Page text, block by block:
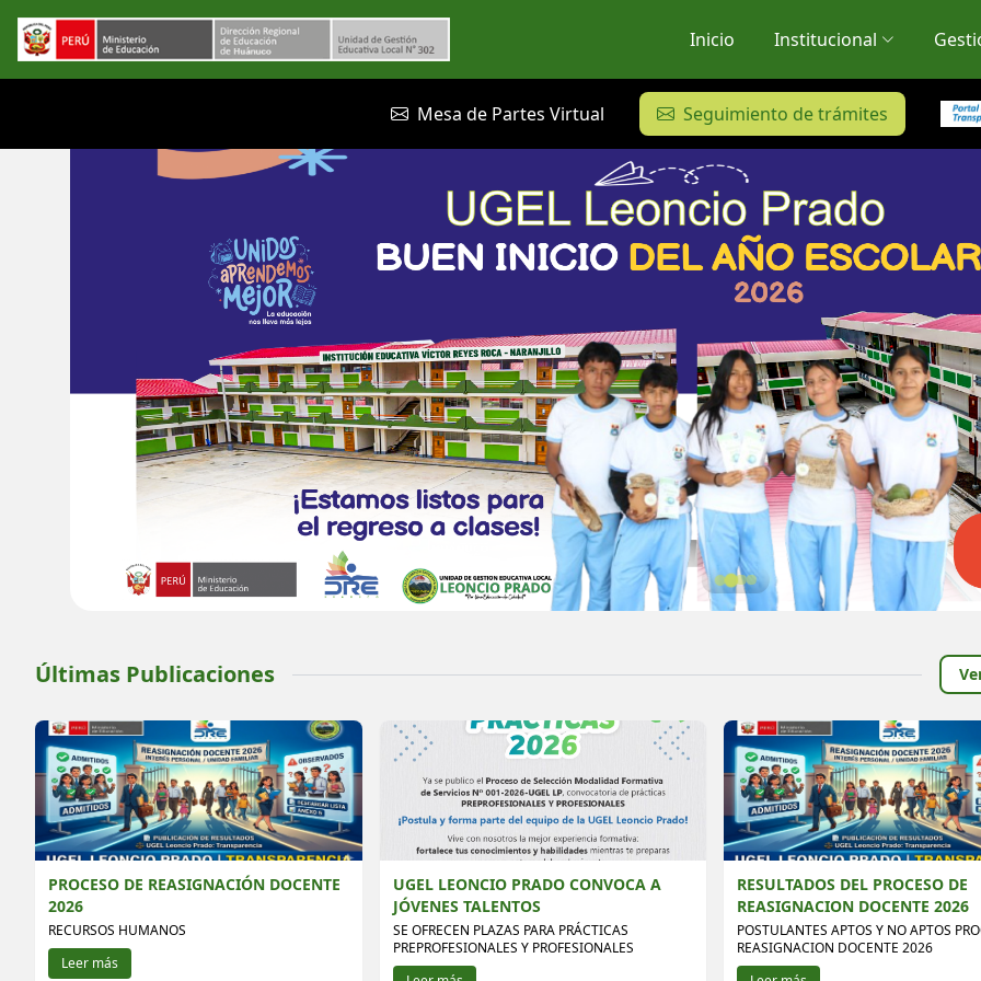
Inicio Institucional
Mesa de Partes Virtual Seguimiento de trámites
Últimas Publicaciones
PROCESO DE REASIGNACIÓN DOCENTE
2026
RECURSOS HUMANOS
Leer más
UGEL LEONCIO PRADO CONVOCA A
JÓVENES TALENTOS
SE OFRECEN PLAZAS PARA PRÁCTICAS
PREPROFESIONALES Y PROFESIONALES
RESULTADOS DEL PROCESO DE
REASIGNACION DOCENTE 2026
POSTULANTES APTOS Y NO APTOS
REASIGNACION DOCENTE 2026